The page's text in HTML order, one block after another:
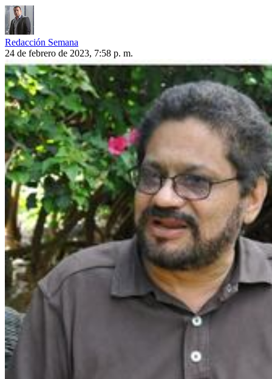
Redacción Semana
24 de febrero de 2023, 7:58 p. m.